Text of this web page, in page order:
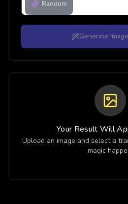
Random
Generate Image
Your Result Will
Upload an image and select a
magic